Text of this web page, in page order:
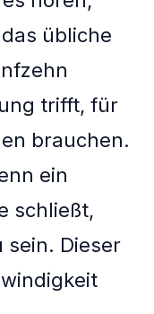
übliche
trifft, für
brauchen.
ein
schließt,
sein. Dieser